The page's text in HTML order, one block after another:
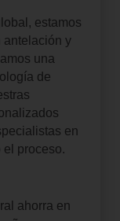
estamos
antelación y
una
de
en
el proceso.
ahorra en